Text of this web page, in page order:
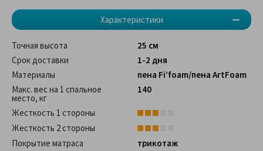
Характеристики
Точная высота
25 см
Срок доставки
1-2 дня
Материалы
пена Fi’foam/пена ArtFoam
Макс. вес на 1 спальное
место, кг
140
Жесткость 1 стороны
Жесткость 2 стороны
Покрытие матраса
трикотаж